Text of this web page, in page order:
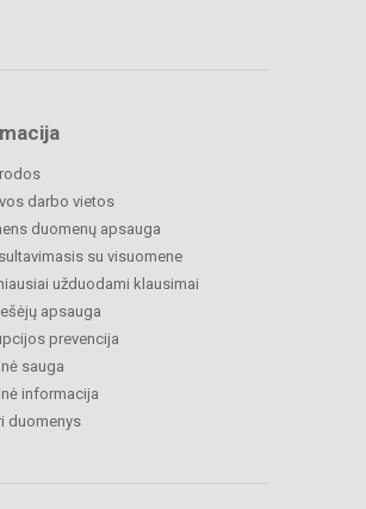
darbo vietos
duomenų apsauga
su visuomene
užduodami klausimai
apsauga
prevencija
sauga
informacija
duomenys